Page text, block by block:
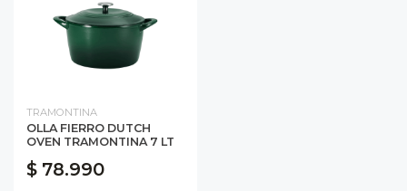
TRAMONTINA
OLLA FIERRO DUTCH
OVEN TRAMONTINA 7 LT
$ 78.990